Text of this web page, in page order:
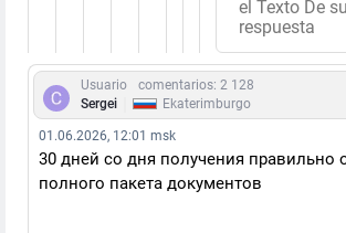
Usuario
comentarios: 2 128
Sergei
Ekaterimburgo
01.06.2026, 12:01 msk
30 дней со дня получения правильно
полного пакета документов